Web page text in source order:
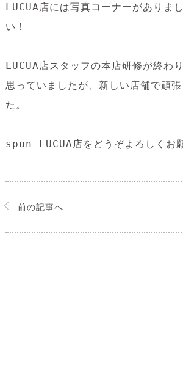
LUCUA店には写真コーナーがありま
い！
LUCUA店スタッフの本店研修が終わ
思っていましたが、新しい店舗で頑
た。
spun LUCUA店をどうぞよろしくお
前の記事へ